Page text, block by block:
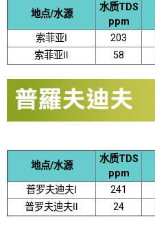
地点/水源
水质TDS
ppm
索菲亚Ⅰ 203
索菲亚Ⅱ
58
地点/水源
水质TDS
ppm
普罗夫迪夫Ⅰ 241
普罗夫迪夫Ⅱ
24